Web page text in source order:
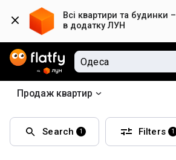
Всі квартири та будинки –
в додатку ЛУН
Продаж квартир
Search 1 Filters 1